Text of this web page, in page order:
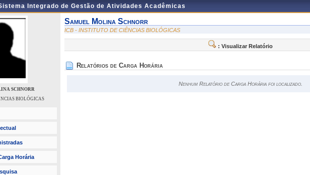
Integrado de Gestão de Atividades Acadêmicas
SCHNORR
BIOLÓGICAS
Horária
Samuel Molina Schnorr
ICB - INSTITUTO DE CIÊNCIAS BIOLÓGICAS
: Visualizar Relatório
Relatórios de Carga Horária
Nenhum Relatório de Carga Horária foi localizado.